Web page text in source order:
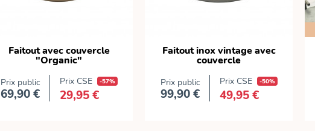
Faitout avec couvercle
"Organic"
Prix public
Prix
69,90 €
Prix CSE -57%
29,95 €
Faitout inox vintage avec
couvercle
Prix public
Prix
99,90 €
Prix CSE -50%
49,95 €